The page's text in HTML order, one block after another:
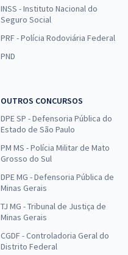
INSS - Instituto Nacional do
Seguro Social
PRF - Polícia Rodoviária Federal
PND
OUTROS CONCURSOS
DPE SP - Defensoria Pública do
Estado de São Paulo
PM MS - Polícia Militar de Mato
Grosso do Sul
DPE MG - Defensoria Pública de
Minas Gerais
TJ MG - Tribunal de Justiça de
Minas Gerais
CGDF - Controladoria Geral do
Distrito Federal